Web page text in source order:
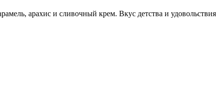
арахис и сливочный крем. Вкус детства и